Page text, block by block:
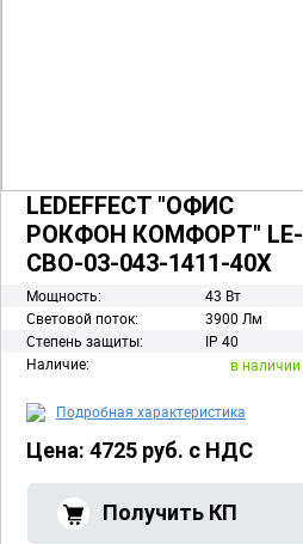
LEDEFFECT "ОФИС
РОКФОН КОМФОРТ" LE-
СВО-03-043-1411-40Х
Мощность:
43 Вт
Световой поток:
3900 Лм
Степень защиты:
IP 40
Наличие:
в наличии
Подробная характеристика
Цена: 4725 руб. с НДС